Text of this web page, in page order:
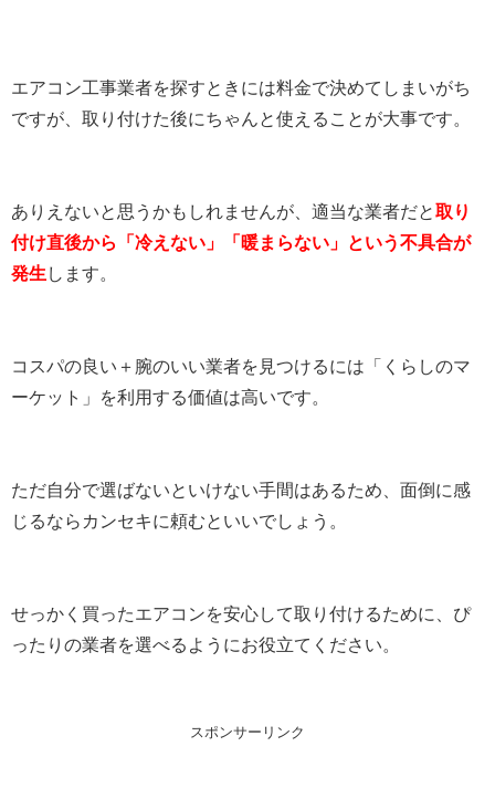
エアコン工事業者を探すときには料金で決めてしまいがち
ですが、取り付けた後にちゃんと使えることが大事です。
ありえないと思うかもしれませんが、適当な業者だと取り
付け直後から「冷えない」「暖まらない」という不具合が
発生 します。
コスパの良い＋腕のいい業者を見つけるには「くらしのマ
ーケット」を利用する価値は高いです。
ただ自分で選ばないといけない手間はあるため、面倒に感
じるならカンセキに頼むといいでしょう。
せっかく買ったエアコンを安心して取り付けるために、ぴ
ったりの業者を選べるようにお役立てください。
スポンサーリンク